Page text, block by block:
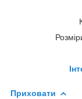
Приховати